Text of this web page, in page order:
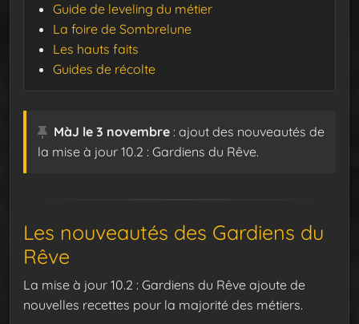
Guide de leveling du métier
La foire de Sombrelune
Les hauts faits
Guides de récolte
MàJ le 3 novembre : ajout des nouveautés de
la mise à jour 10.2 : Gardiens du Rêve.
Les nouveautés des Gardiens du
Rêve
La mise à jour 10.2 : Gardiens du Rêve ajoute de
nouvelles recettes pour la majorité des métiers.